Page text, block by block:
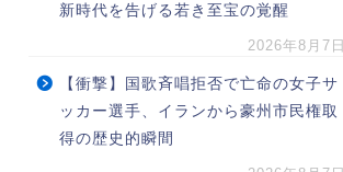
新時代を告げる若き至宝の覚醒
2026年8月7日
【衝撃】国歌斉唱拒否で亡命の女子サ
ッカー選手、イランから豪州市民権取
得の歴史的瞬間